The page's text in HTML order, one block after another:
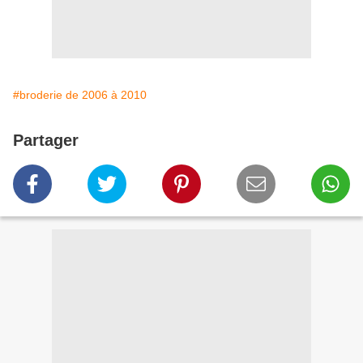
#broderie de 2006 à 2010
Partager